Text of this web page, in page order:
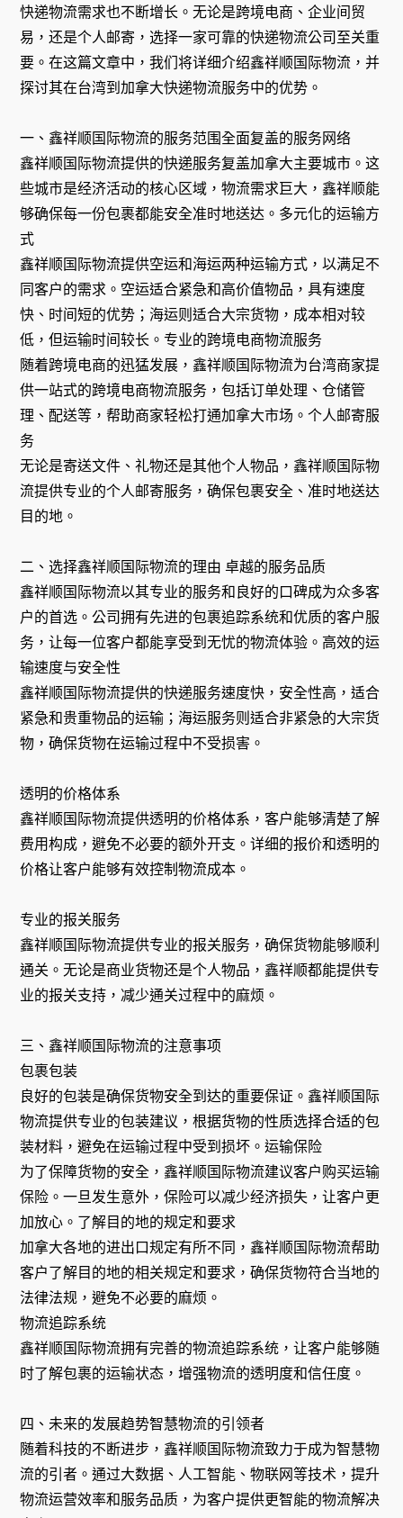
快递物流需求也不断增长。无论是跨境电商、企业间贸
易，还是个人邮寄，选择一家可靠的快递物流公司至关重
要。在这篇文章中，我们将详细介绍鑫祥顺国际物流，并
探讨其在台湾到加拿大快递物流服务中的优势。
一、鑫祥顺国际物流的服务范围全面复盖的服务网络
鑫祥顺国际物流提供的快递服务复盖加拿大主要城市。这
些城市是经济活动的核心区域，物流需求巨大，鑫祥顺能
够确保每一份包裹都能安全准时地送达。多元化的运输方
式
鑫祥顺国际物流提供空运和海运两种运输方式，以满足不
同客户的需求。空运适合紧急和高价值物品，具有速度
快、时间短的优势；海运则适合大宗货物，成本相对较
低，但运输时间较长。专业的跨境电商物流服务
随着跨境电商的迅猛发展，鑫祥顺国际物流为台湾商家提
供一站式的跨境电商物流服务，包括订单处理、仓储管
理、配送等，帮助商家轻松打通加拿大市场。个人邮寄服
务
无论是寄送文件、礼物还是其他个人物品，鑫祥顺国际物
流提供专业的个人邮寄服务，确保包裹安全、准时地送达
目的地。
二、选择鑫祥顺国际物流的理由 卓越的服务品质
鑫祥顺国际物流以其专业的服务和良好的口碑成为众多客
户的首选。公司拥有先进的包裹追踪系统和优质的客户服
务，让每一位客户都能享受到无忧的物流体验。高效的运
输速度与安全性
鑫祥顺国际物流提供的快递服务速度快，安全性高，适合
紧急和贵重物品的运输；海运服务则适合非紧急的大宗货
物，确保货物在运输过程中不受损害。
透明的价格体系
鑫祥顺国际物流提供透明的价格体系，客户能够清楚了解
费用构成，避免不必要的额外开支。详细的报价和透明的
价格让客户能够有效控制物流成本。
专业的报关服务
鑫祥顺国际物流提供专业的报关服务，确保货物能够顺利
通关。无论是商业货物还是个人物品，鑫祥顺都能提供专
业的报关支持，减少通关过程中的麻烦。
三、鑫祥顺国际物流的注意事项
包裹包装
良好的包装是确保货物安全到达的重要保证。鑫祥顺国际
物流提供专业的包装建议，根据货物的性质选择合适的包
装材料，避免在运输过程中受到损坏。运输保险
为了保障货物的安全，鑫祥顺国际物流建议客户购买运输
保险。一旦发生意外，保险可以减少经济损失，让客户更
加放心。了解目的地的规定和要求
加拿大各地的进出口规定有所不同，鑫祥顺国际物流帮助
客户了解目的地的相关规定和要求，确保货物符合当地的
法律法规，避免不必要的麻烦。
物流追踪系统
鑫祥顺国际物流拥有完善的物流追踪系统，让客户能够随
时了解包裹的运输状态，增强物流的透明度和信任度。
四、未来的发展趋势智慧物流的引领者
随着科技的不断进步，鑫祥顺国际物流致力于成为智慧物
流的引者。通过大数据、人工智能、物联网等技术，提升
物流运营效率和服务品质，为客户提供更智能的物流解决